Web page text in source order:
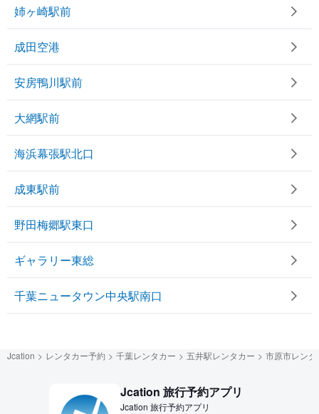
姉ヶ崎駅前
成田空港
安房鴨川駅前
大網駅前
海浜幕張駅北口
成東駅前
野田梅郷駅東口
ギャラリー東総
千葉ニュータウン中央駅南口
Jcation レンタカー予約 千葉レンタカー 五井駅レンタカー 市原市レンタ
Jcation 旅行予約アプリ
Jcation 旅行予約アプリ